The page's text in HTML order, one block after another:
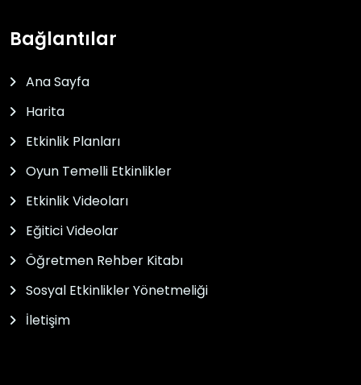
Bağlantılar
Ana Sayfa
Harita
Etkinlik Planları
Oyun Temelli Etkinlikler
Etkinlik Videoları
Eğitici Videolar
Öğretmen Rehber Kitabı
Sosyal Etkinlikler Yönetmeliği
İletişim